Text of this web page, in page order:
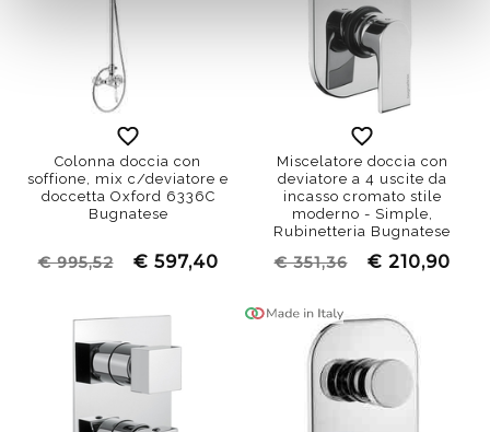
Colonna doccia con
soffione, mix c/deviatore e
doccetta Oxford 6336C
Bugnatese
€ 995,52 € 597,40
Miscelatore doccia con
deviatore a 4 uscite da
incasso cromato stile
moderno - Simple,
Rubinetteria Bugnatese
€ 351,36 € 210,90